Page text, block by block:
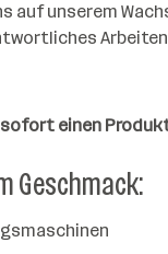
unserem
sofort einen
Geschmack: